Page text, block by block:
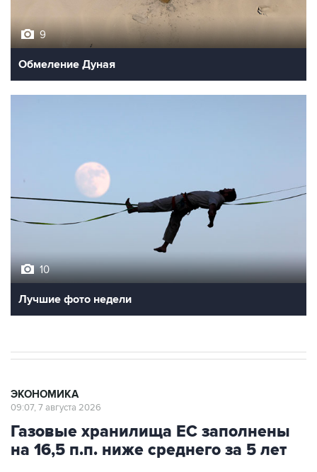
9
Обмеление Дуная
10
Лучшие фото недели
ЭКОНОМИКА
09:07, 7 августа 2026
Газовые хранилища ЕС заполнены
на 16,5 п.п. ниже среднего за 5 лет